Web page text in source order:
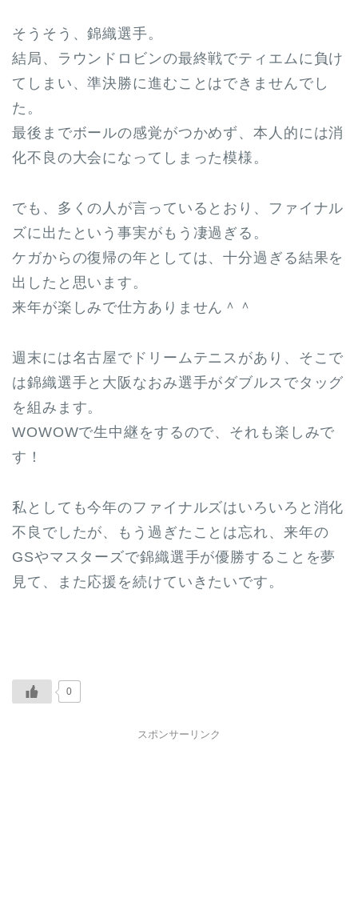
そうそう、錦織選手。
結局、ラウンドロビンの最終戦でティエムに負け
てしまい、準決勝に進むことはできませんでし
た。
最後までボールの感覚がつかめず、本人的には消
化不良の大会になってしまった模様。
でも、多くの人が言っているとおり、ファイナル
ズに出たという事実がもう凄過ぎる。
ケガからの復帰の年としては、十分過ぎる結果を
出したと思います。
来年が楽しみで仕方ありません＾＾
週末には名古屋でドリームテニスがあり、そこで
は錦織選手と大阪なおみ選手がダブルスでタッグ
を組みます。
WOWOWで生中継をするので、それも楽しみで
す！
私としても今年のファイナルズはいろいろと消化
不良でしたが、もう過ぎたことは忘れ、来年の
GSやマスターズで錦織選手が優勝することを夢
見て、また応援を続けていきたいです。
0
スポンサーリンク